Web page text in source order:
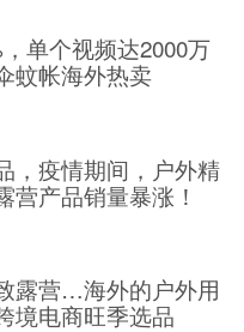
单个视频达2000万
蚊帐海外热卖
，疫情期间，户外精
营产品销量暴涨！
露营…海外的户外用
境电商旺季选品